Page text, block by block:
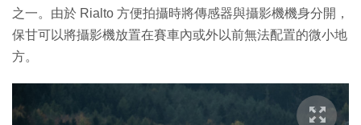
之一。由於 Rialto 方便拍攝時將傳感器與攝影機機身分開，
保甘可以將攝影機放置在賽車內或外以前無法配置的微小地
方。